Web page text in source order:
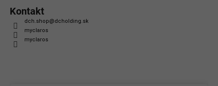
Kontakt
dch.shop@dcholding.sk
myclaros
myclaros